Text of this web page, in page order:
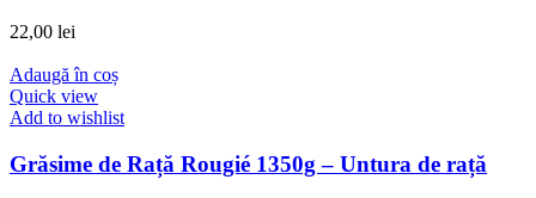
22,00 lei
Adaugă în coș
Quick view
Add to wishlist
Grăsime de Rață Rougié 1350g – Untura de rață